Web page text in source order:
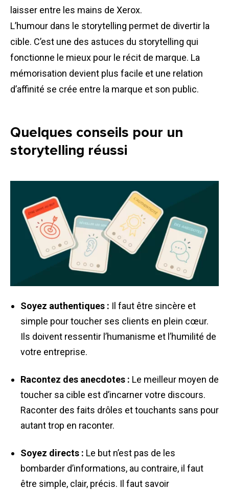
laisser entre les mains de Xerox.
L’humour dans le storytelling permet de divertir la
cible. C’est une des astuces du storytelling qui
fonctionne le mieux pour le récit de marque. La
mémorisation devient plus facile et une relation
d’affinité se crée entre la marque et son public.
Quelques conseils pour un
storytelling réussi
Soyez authentiques : Il faut être sincère et
simple pour toucher ses clients en plein cœur.
Ils doivent ressentir l’humanisme et l’humilité de
votre entreprise.
Racontez des anecdotes : Le meilleur moyen de
toucher sa cible est d’incarner votre discours.
Raconter des faits drôles et touchants sans pour
autant trop en raconter.
Soyez directs : Le but n’est pas de les
bombarder d’informations, au contraire, il faut
être simple, clair, précis. Il faut savoir